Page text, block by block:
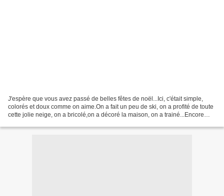
J'espère que vous avez passé de belles fêtes de noël...Ici, c'était simple,
colorés et doux comme on aime.On a fait un peu de ski, on a profité de toute
cette jolie neige, on a bricolé,on a décoré la maison, on a trainé...Encore